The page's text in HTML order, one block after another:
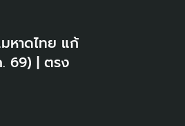
หาดไทย แก้
69) | ตรง